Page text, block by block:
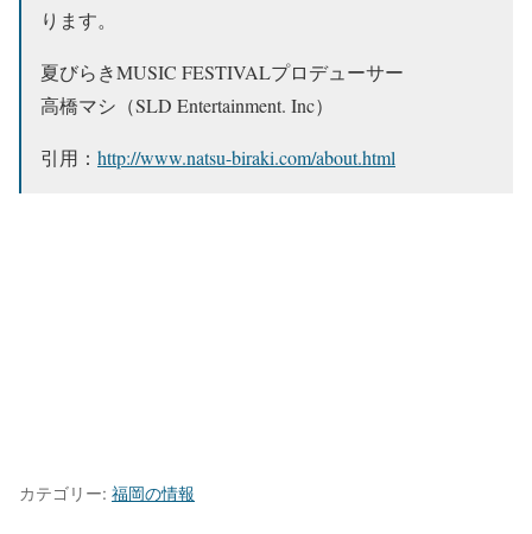
ります。
夏びらきMUSIC FESTIVALプロデューサー
高橋マシ（SLD Entertainment. Inc）
引用： http://www.natsu-biraki.com/about.html
カテゴリー: 福岡の情報